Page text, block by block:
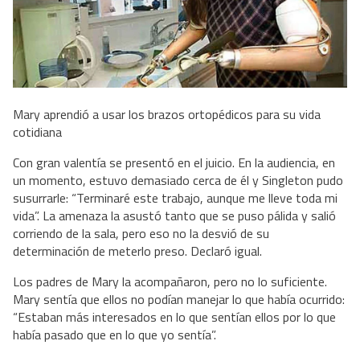
Mary aprendió a usar los brazos ortopédicos para su vida
cotidiana
Con gran valentía se presentó en el juicio. En la audiencia, en
un momento, estuvo demasiado cerca de él y Singleton pudo
susurrarle: “Terminaré este trabajo, aunque me lleve toda mi
vida”. La amenaza la asustó tanto que se puso pálida y salió
corriendo de la sala, pero eso no la desvió de su
determinación de meterlo preso. Declaró igual.
Los padres de Mary la acompañaron, pero no lo suficiente.
Mary sentía que ellos no podían manejar lo que había ocurrido:
“Estaban más interesados en lo que sentían ellos por lo que
había pasado que en lo que yo sentía”.